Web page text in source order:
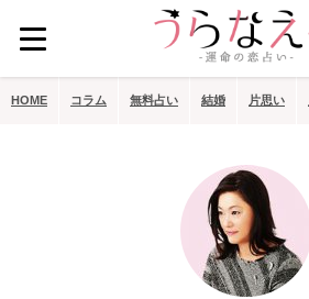
HOME コラム 無料占い 結婚 片思い